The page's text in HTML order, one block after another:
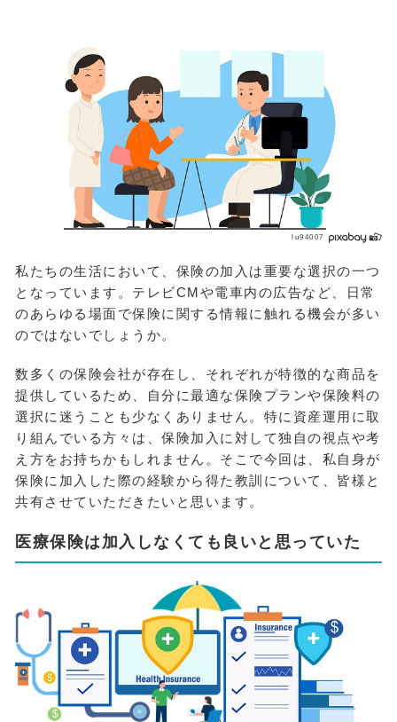
lu94007
私たちの生活において、保険の加入は重要な選択の一つ
となっています。テレビCMや電車内の広告など、日常
のあらゆる場面で保険に関する情報に触れる機会が多い
のではないでしょうか。
数多くの保険会社が存在し、それぞれが特徴的な商品を
提供しているため、自分に最適な保険プランや保険料の
選択に迷うことも少なくありません。特に資産運用に取
り組んでいる方々は、保険加入に対して独自の視点や考
え方をお持ちかもしれません。そこで今回は、私自身が
保険に加入した際の経験から得た教訓について、皆様と
共有させていただきたいと思います。
医療保険は加入しなくても良いと思っていた